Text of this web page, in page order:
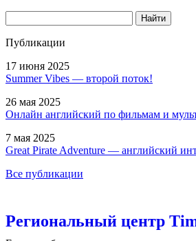
Найти
Публикации
17 июня 2025
Summer Vibes — второй поток!
26 мая 2025
Онлайн английский по фильмам и
7 мая 2025
Great Pirate Adventure — английский
Все публикации
Региональный центр